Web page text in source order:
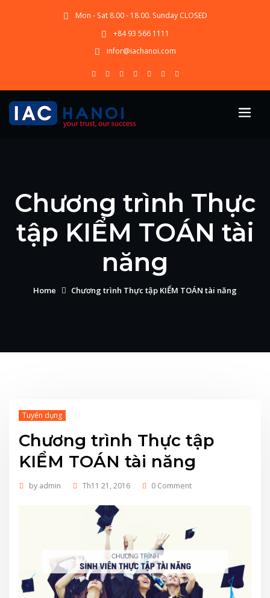
Mon - Sat 8.00 - 18.00. Sunday CLOSED
+84 93 566 1111
infor@iachanoi.com
Chương trình Thực
tập KIỂM TOÁN tài
năng
Home Chương trình Thực tập KIỂM TOÁN tài năng
Tuyển dụng
Chương trình Thực tập
KIỂM TOÁN tài năng
by admin Th11 21, 2016 0 Comment